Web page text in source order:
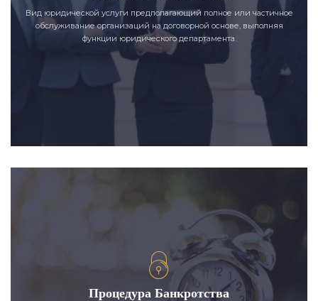
Вид юридической услуги предполагающий полное или частичное
обслуживание организаций на договорной основе, выполняя
функции юридического департамента.
Процедура Банкротства